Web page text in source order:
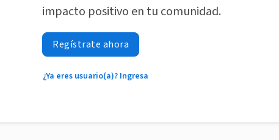
impacto positivo en tu comunidad.
Regístrate ahora
¿Ya eres usuario(a)? Ingresa